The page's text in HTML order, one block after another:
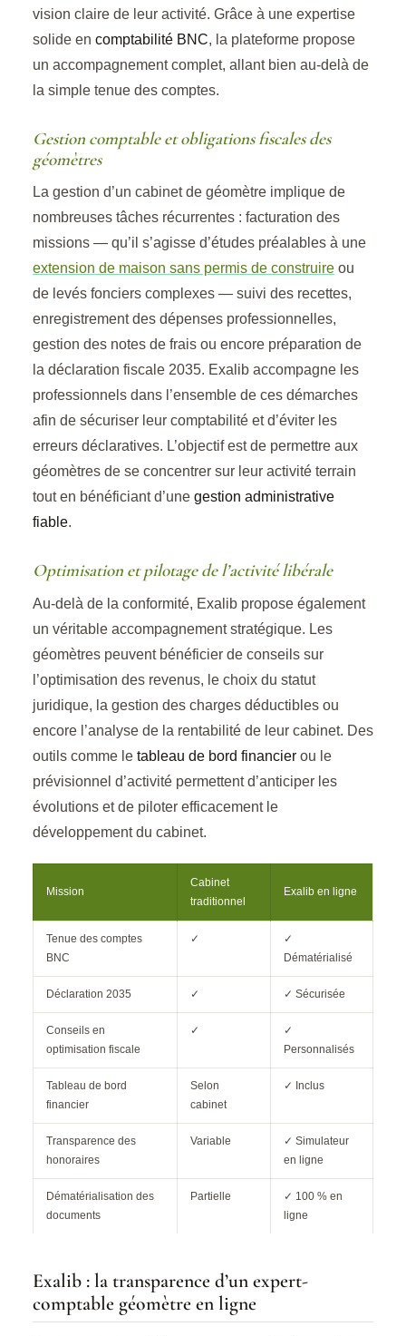
vision claire de leur activité. Grâce à une expertise
solide en comptabilité BNC, la plateforme propose
un accompagnement complet, allant bien au-delà de
la simple tenue des comptes.
Gestion comptable et obligations fiscales des
géomètres
La gestion d’un cabinet de géomètre implique de
nombreuses tâches récurrentes : facturation des
missions — qu’il s’agisse d’études préalables à une
extension de maison sans permis de construire ou
de levés fonciers complexes — suivi des recettes,
enregistrement des dépenses professionnelles,
gestion des notes de frais ou encore préparation de
la déclaration fiscale 2035. Exalib accompagne les
professionnels dans l’ensemble de ces démarches
afin de sécuriser leur comptabilité et d’éviter les
erreurs déclaratives. L’objectif est de permettre aux
géomètres de se concentrer sur leur activité terrain
tout en bénéficiant d’une gestion administrative
fiable.
Optimisation et pilotage de l’activité libérale
Au-delà de la conformité, Exalib propose également
un véritable accompagnement stratégique. Les
géomètres peuvent bénéficier de conseils sur
l’optimisation des revenus, le choix du statut
juridique, la gestion des charges déductibles ou
encore l’analyse de la rentabilité de leur cabinet. Des
outils comme le tableau de bord financier ou le
prévisionnel d’activité permettent d’anticiper les
évolutions et de piloter efficacement le
développement du cabinet.
Mission
Cabinet
traditionnel
Exalib en ligne
Tenue des comptes
BNC
✓
✓
Dématérialisé
Déclaration 2035 ✓ ✓ Sécurisée
Conseils en
optimisation fiscale
✓
✓
Personnalisés
Tableau de bord
financier
Selon
cabinet
✓ Inclus
Transparence des
honoraires
Variable
✓ Simulateur
en ligne
Dématérialisation des
documents
Partielle
✓ 100 % en
ligne
Exalib : la transparence d’un expert-
comptable géomètre en ligne